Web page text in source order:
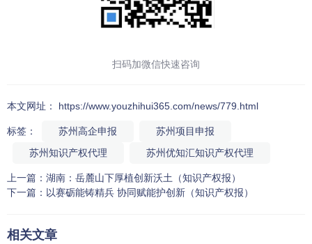
扫码加微信快速咨询
本文网址： https://www.youzhihui365.com/news/779.html
标签： 苏州高企申报
苏州项目申报
苏州知识产权代理
苏州优知汇知识产权代理
上一篇： 湖南：岳麓山下厚植创新沃土（知识产权报）
下一篇： 以赛砺能铸精兵 协同赋能护创新（知识产权报）
相关文章